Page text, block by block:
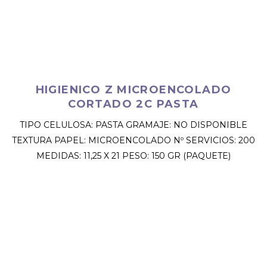
HIGIENICO Z MICROENCOLADO
CORTADO 2C PASTA
TIPO CELULOSA: PASTA GRAMAJE: NO DISPONIBLE
TEXTURA PAPEL: MICROENCOLADO Nº SERVICIOS: 200
MEDIDAS: 11,25 X 21 PESO: 150 GR (PAQUETE)